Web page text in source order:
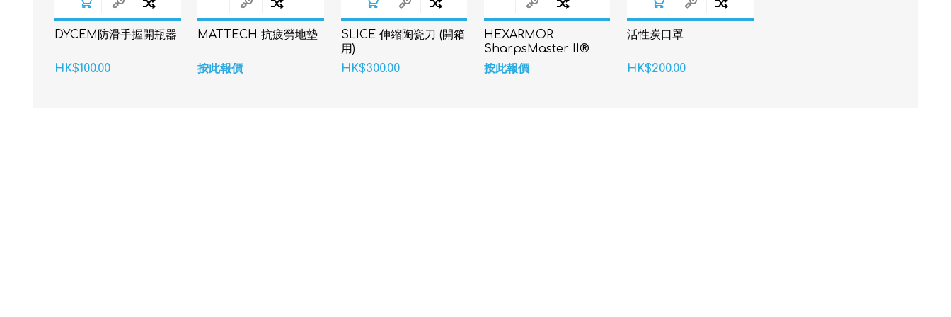
DYCEM防滑手握開瓶器
HK$100.00
MATTECH 抗疲勞地墊
按此報價
SLICE 伸縮陶瓷刀 (開箱
用)
HK$300.00
HEXARMOR
SharpsMaster II®
9014 防針刺手套
按此報價
活性炭口罩
HK$200.00